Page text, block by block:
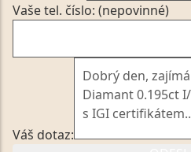
Vaše tel. číslo: (nepovinné)
Váš dotaz: